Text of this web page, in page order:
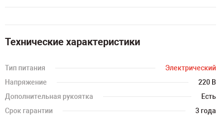
Технические характеристики
Тип питания
Электрический
Напряжение
220 В
Дополнительная рукоятка
Есть
Срок гарантии
3 года